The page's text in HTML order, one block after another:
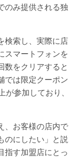
のみ提供される独
検索し、実際に店
スマートフォンを
数をクリアすると
では限定クーポン
参加しており、
、お客様の店内で
のにしたい」と説
指す加盟店にとっ